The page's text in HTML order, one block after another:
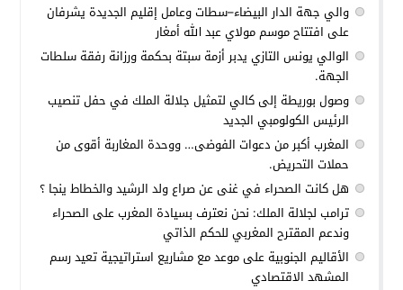
والي جهة الدار البيضاء–سطات وعامل إقليم الجديدة يشرفان
على افتتاح موسم مولاي عبد الله أمغار
الوالي يونس التازي يدبر أزمة سبتة بحكمة ورزانة رفقة سلطات
الجهة.
وصول بوريطة إلى كالي لتمثيل جلالة الملك في حفل تنصيب
الرئيس الكولومبي الجديد
المغرب أكبر من دعوات الفوضى… ووحدة المغاربة أقوى من
حملات التحريض.
هل كانت الصحراء في غنى عن صراع ولد الرشيد والخطاط ينجا ؟
ترامب لجلالة الملك: نحن نعترف بسيادة المغرب على الصحراء
وندعم المقترح المغربي للحكم الذاتي
الأقاليم الجنوبية على موعد مع مشاريع استراتيجية تعيد رسم
المشهد الاقتصادي